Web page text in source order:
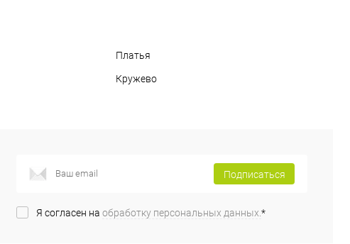
Платья
Кружево
Подписаться
Я согласен на обработку персональных данных. *